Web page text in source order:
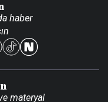
haber
materyal